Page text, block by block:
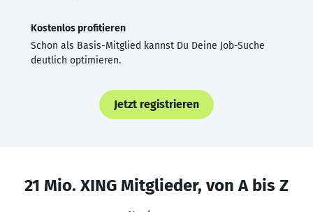
Kostenlos profitieren
Schon als Basis-Mitglied kannst Du Deine Job-Suche
deutlich optimieren.
Jetzt registrieren
21 Mio. XING Mitglieder, von A bis Z